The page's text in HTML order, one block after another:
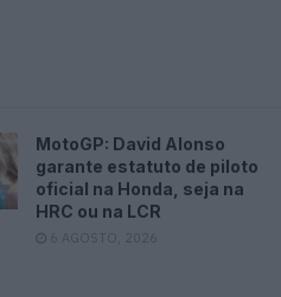
MotoGP: David Alonso
garante estatuto de piloto
oficial na Honda, seja na
HRC ou na LCR
6 AGOSTO, 2026